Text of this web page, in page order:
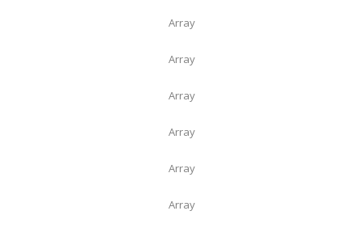
Array
Array
Array
Array
Array
Array